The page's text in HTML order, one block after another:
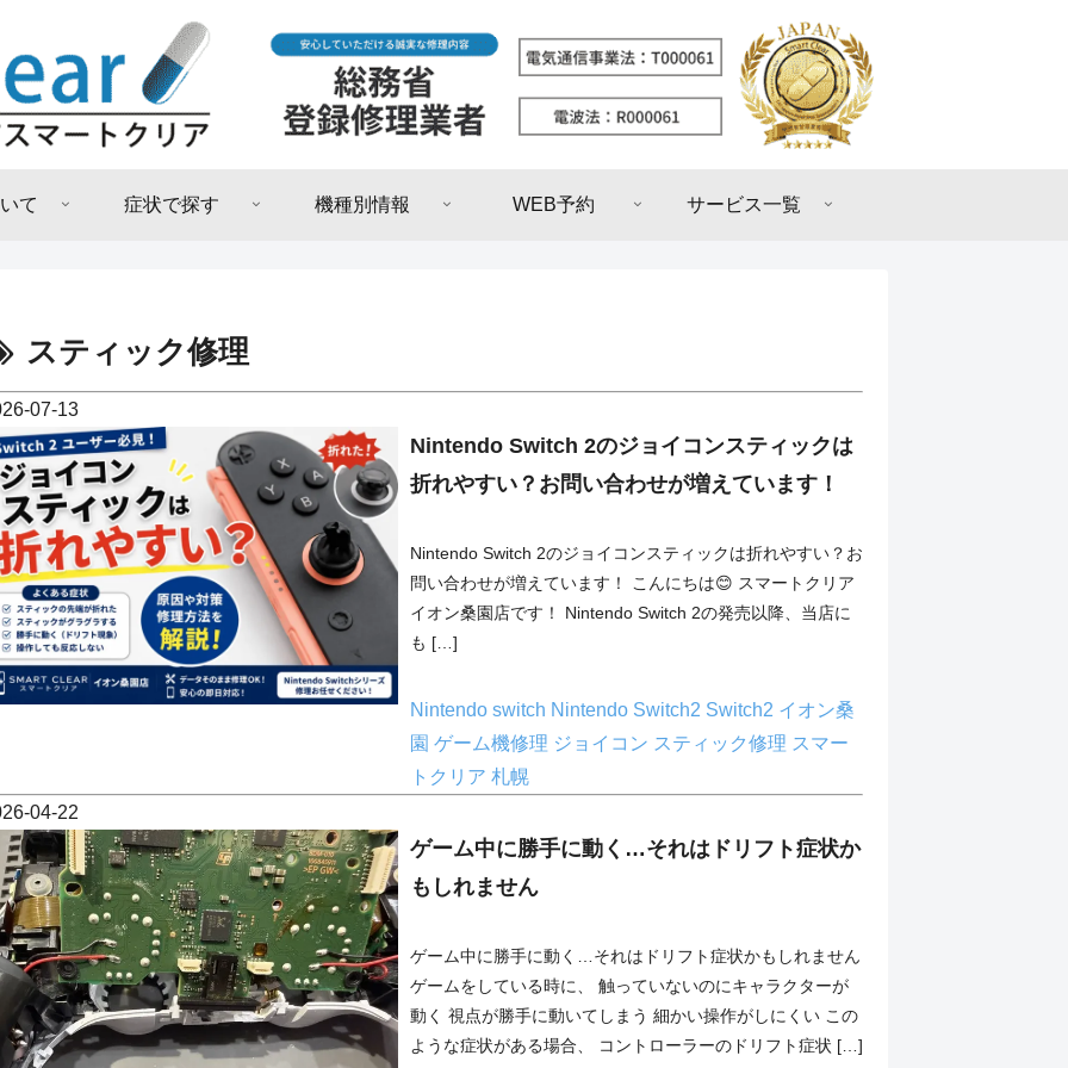
て 症状で探す 機種別情報 WEB予約 サービス一覧
スティック修理
07-13
Nintendo Switch 2のジョイコンスティックは
折れやすい？お問い合わせが増えています！
Nintendo Switch 2のジョイコンスティックは折れやすい？お
問い合わせが増えています！ こんにちは😊 スマートクリア
イオン桑園店です！ Nintendo Switch 2の発売以降、当店に
も […]
Nintendo switch Nintendo Switch2 Switch2 イオン桑
園 ゲーム機修理 ジョイコン スティック修理 スマー
トクリア 札幌
04-22
ゲーム中に勝手に動く…それはドリフト症状か
もしれません
ゲーム中に勝手に動く…それはドリフト症状かもしれません
ゲームをしている時に、 触っていないのにキャラクターが
動く 視点が勝手に動いてしまう 細かい操作がしにくい この
ような症状がある場合、 コントローラーのドリフト症状 […]